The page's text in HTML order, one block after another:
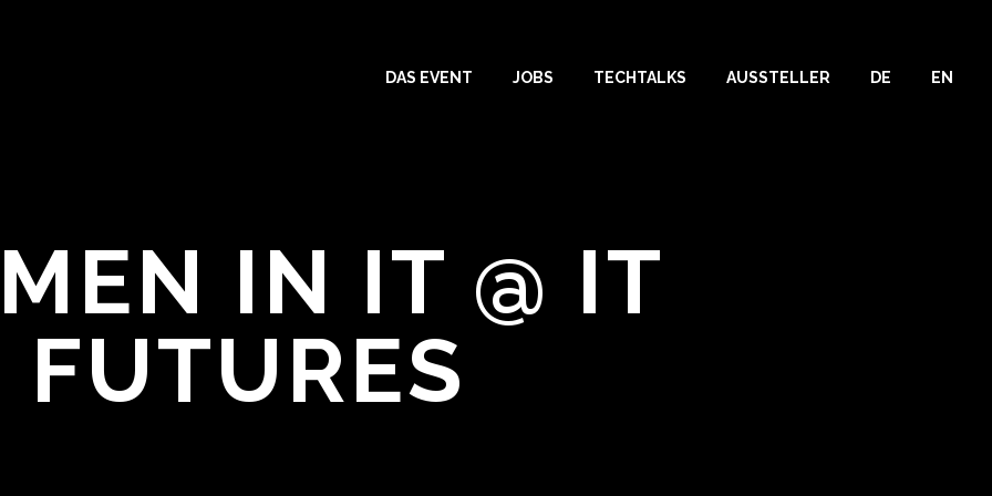
DAS EVENT JOBS TECHTALKS AUSSTELLER DE EN
IN IT @ IT
FUTURES